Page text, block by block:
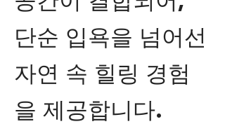
단순 입욕을 넘어선
자연 속 힐링 경험
을 제공합니다.